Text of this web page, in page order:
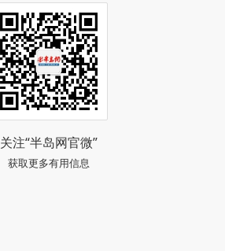
关注“半岛网官微”
获取更多有用信息